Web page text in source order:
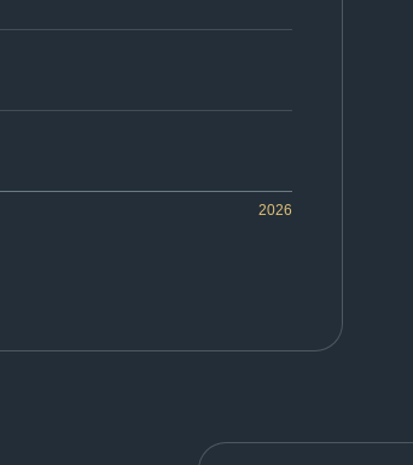
2026